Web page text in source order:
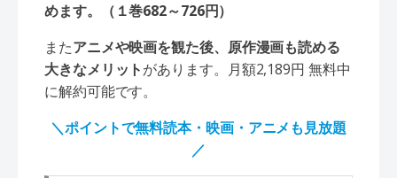
めます。（１巻682～726円）
またアニメや映画を観た後、原作漫画も読める
大きなメリットがあります。月額2,189円 無料中
に解約可能です。
＼ポイントで無料読本・映画・アニメも見放題
／